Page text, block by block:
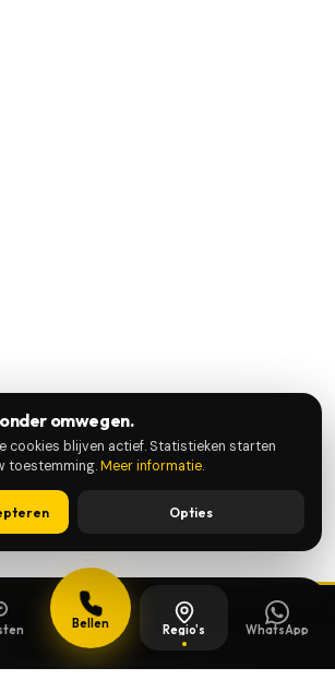
Bellen Regio's WhatsApp
omwegen.
cookies blijven actief. Statistieken starten
toestemming.Meer informatie.
Opties